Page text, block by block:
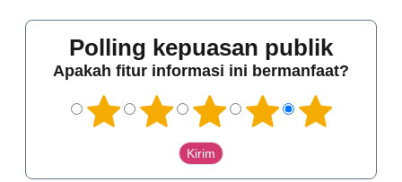
Polling kepuasan publik
Apakah fitur informasi ini bermanfaat?